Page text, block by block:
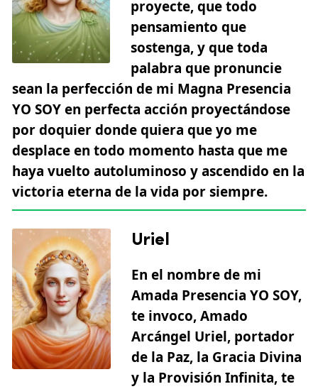
proyecte, que todo
pensamiento que
sostenga, y que toda
palabra que pronuncie
sean la perfección de mi Magna Presencia
YO SOY en perfecta acción proyectándose
por doquier donde quiera que yo me
desplace en todo momento hasta que me
haya vuelto autoluminoso y ascendido en la
victoria eterna de la vida por siempre.
Uriel
En el nombre de mi
Amada Presencia YO SOY,
te invoco, Amado
Arcángel Uriel, portador
de la Paz, la Gracia Divina
y la Provisión Infinita, te